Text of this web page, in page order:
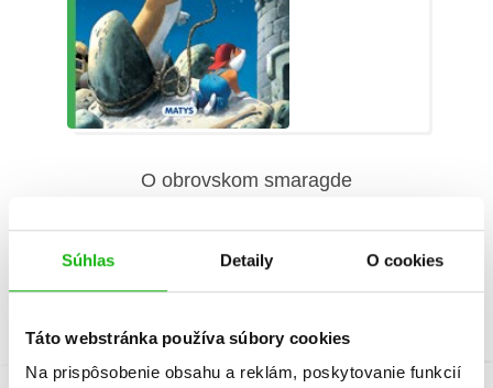
Súhlas Detaily O cookies
Táto webstránka používa súbory cookies
Na prispôsobenie obsahu a reklám, poskytovanie funkcií
O obrovskom smaragde